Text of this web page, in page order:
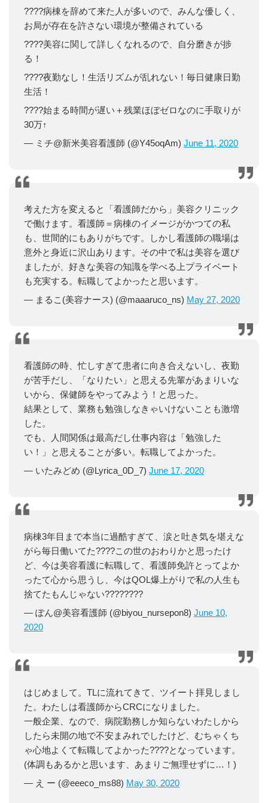
????病棟を辞めて来た人が多いので、みんな優しく、
お局が存在を許さない環境が整備されている
????美容に関して詳しくなれるので、自分磨きが捗
る！
????夜勤なし！生活リズムが乱れない！毎日健康日勤
生活！
????始まる時間が遅い＋残業ほぼゼロなのに手取りが
30万↑
— ミチ@新米美容看護師 (@Y45oqAm) June 11, 2020
考えた方を変えると「看護師だから」美容クリニック
で働けます。看護師＝病棟のイメージがかつての私
も、世間的にもありがちです。しかし看護師の職場は
意外と身近に沢山あります。その中で私は美容を選び
ましたが、好きな美容の知識を学べる上プライベート
も充実する。転職してよかったと思います。
— まるこ(美容ナース) (@maaaruco_ns) May 27, 2020
看護師の時、忙しすぎて患者に向き合えないし、夜勤
が苦手だし、「なりたい」と思える先輩があまりいな
いから、保健師をやってみよう！と思った。
結果として、業務も勉強しなきゃいけないことも激増
した。
でも、人間関係は最高だし仕事内容は「勉強した
い！」と思えることが多い。転職してよかった。
— いたみどめ (@Lyrica_0D_7) June 17, 2020
病棟3年目まで本当に過酷すぎて、涙と吐き気を堪えな
がら毎日働いてた????この世のおわりかと思ったけ
ど、今は美容看護に転職して、看護師免許とってよか
ったて心から思うし、今はQOL爆上がりで私の人生も
捨てたもんじゃない????????
— ぽん@美容看護師 (@biyou_nursepon8) June 10,
2020
はじめまして。TLに流れてきて、ツイート拝見しまし
た。わたしは看護師からCRCになりました。
一般企業、なので、病院勤務しか知らないわたしから
したら未開の地で不安まみれでしたけど、むちゃくち
ゃ心地よくて転職してよかった????となっています。
(体調もあるかと思います、あまりご無理せずに…！)
— え ー (@eeeco_ms88) May 30, 2020